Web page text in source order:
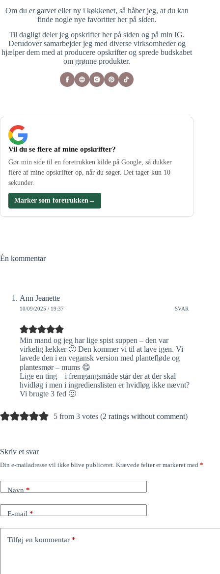
Om du er garvet eller ny i køkkenet, så håber jeg, at du kan
finde nogle nye favoritter her på siden.
Til dagligt deler jeg opskrifter her på siden og på min IG.
Derudover samarbejder jeg med diverse virksomheder og
hjælper dem med at producere opskrifter og sprede budskabet
om grønne produkter.
Vil du se flere af mine opskrifter?
Gør min side til en foretrukken kilde på Google, så dukker
flere af mine opskrifter op, når du søger. Det tager kun 10
sekunder.
Marker som foretrukken →
Én kommentar
Ann Jeanette
10/09/2025 / 19:37 SVAR
Min mand og jeg har lige spist suppen – den var
virkelig lækker 🙂 Den kommer vi til at lave igen. Vi
lavede den i en vegansk version med plantefløde og
plantesmør – mums 😋
Lige en ting – i fremgangsmåde står der at der skal
hvidløg i men i ingredienslisten er hvidløg ikke nævnt?
Vi brugte 3 fed 🙂
5 from 3 votes (2 ratings without comment)
Skriv et svar
Din e-mailadresse vil ikke blive publiceret. Krævede felter er markeret med *
Navn *
E-mail *
Tilføj en kommentar *